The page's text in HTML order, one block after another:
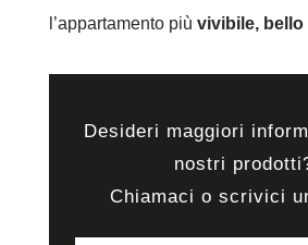
l’appartamento più vivibile, bello
Desideri maggiori
nostri
Chiamaci o scrivici